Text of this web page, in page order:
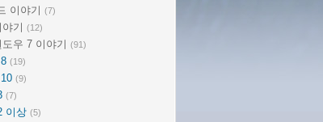
이야기 (7)
기 (12)
우 7 이야기 (91)
(19)
(9)
(7)
이상 (5)